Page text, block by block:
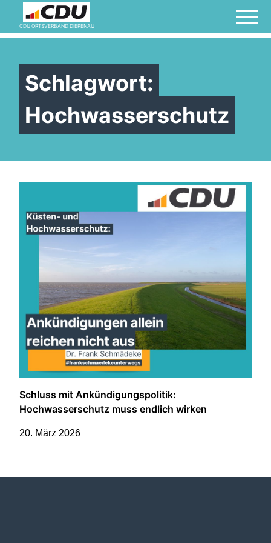
CDU ORTSVERBAND DIEPENAU
Schlagwort:
Hochwasserschutz
Schluss mit Ankündigungspolitik:
Hochwasserschutz muss endlich wirken
20. März 2026